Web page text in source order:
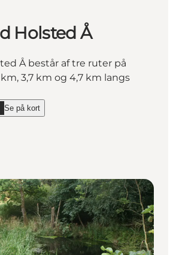
Holsted Å
Å består af tre ruter på
3,7 km og 4,7 km langs
ved Holsted Å"
Se på kort
Sporet ved Holsted Å on_map